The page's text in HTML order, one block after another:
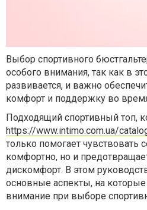
Выбор спортивного
особого внимания, так как в
развивается, и важно
комфорт и поддержку во
Подходящий спортивный топ,
https://www.intimo.com.ua/
только помогает чувствовать
комфортно, но и
дискомфорт. В этом
основные аспекты, на которые
внимание при выборе